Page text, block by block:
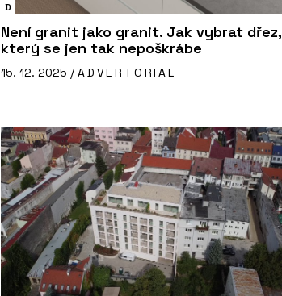
D
Není granit jako granit. Jak vybrat dřez,
který se jen tak nepoškrábe
15. 12. 2025 / ADVERTORIAL